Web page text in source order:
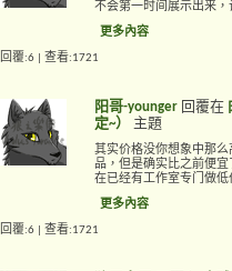
不会第一时间展示出来
更多內容
回覆:6 | 查看:1721
阳哥-younger 回覆在
定~）
主題
其实价格没你想象中那么
品，但是确实比之前便
在已经有工作室专门做
更多內容
回覆:6 | 查看:1721